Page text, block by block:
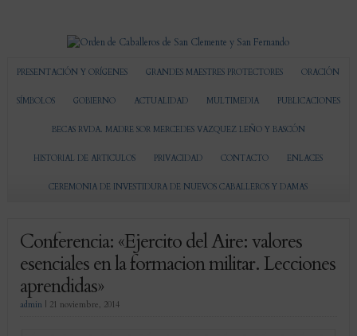
PRESENTACIÓN Y ORÍGENES GRANDES MAESTRES PROTECTORES ORACIÓN
SÍMBOLOS GOBIERNO ACTUALIDAD MULTIMEDIA PUBLICACIONES
BECAS RVDA. MADRE SOR MERCEDES VAZQUEZ LEÑO Y BASCÓN
HISTORIAL DE ARTICULOS PRIVACIDAD CONTACTO ENLACES
CEREMONIA DE INVESTIDURA DE NUEVOS CABALLEROS Y DAMAS
Conferencia: «Ejercito del Aire: valores
esenciales en la formacion militar. Lecciones
aprendidas»
admin | 21 noviembre, 2014